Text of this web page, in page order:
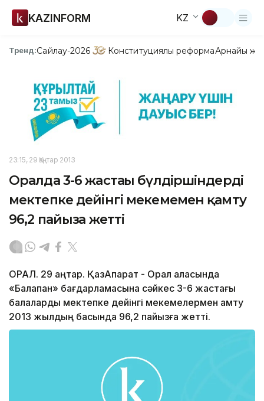
KAZINFORM KZ
Тренд:Сайлау-2026 Конституциялық реформаАрнайы
23:15, 29 Қаңтар 2013
Оралда 3-6 жастағы бүлдіршіндерді
мектепке дейінгі мекемемен қамту
96,2 пайызға жетті
ОРАЛ. 29 қаңтар. ҚазАқпарат - Орал қаласында
«Балапан» бағдарламасына сәйкес 3-6 жастағы
балаларды мектепке дейінгі мекемелермен қамту
2013 жылдың басында 96,2 пайызға жетті.